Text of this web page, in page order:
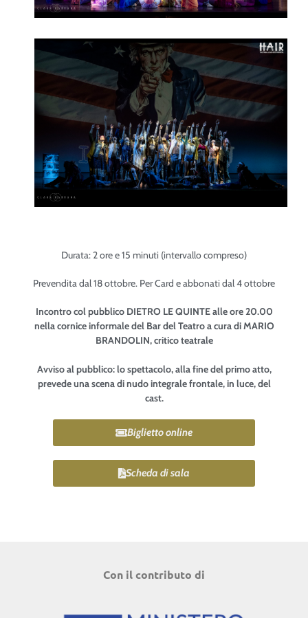
Durata: 2 ore e 15 minuti (intervallo compreso)
Prevendita dal 18 ottobre. Per Card e abbonati dal 4 ottobre
Incontro col pubblico DIETRO LE QUINTE alle ore 20.00
nella cornice informale del Bar del Teatro a cura di MARIO
BRANDOLIN, critico teatrale
Avviso al pubblico: lo spettacolo, alla fine del primo atto,
prevede una scena di nudo integrale frontale, in luce, del
cast.
Biglietto online
Scheda di sala
Con il contributo di